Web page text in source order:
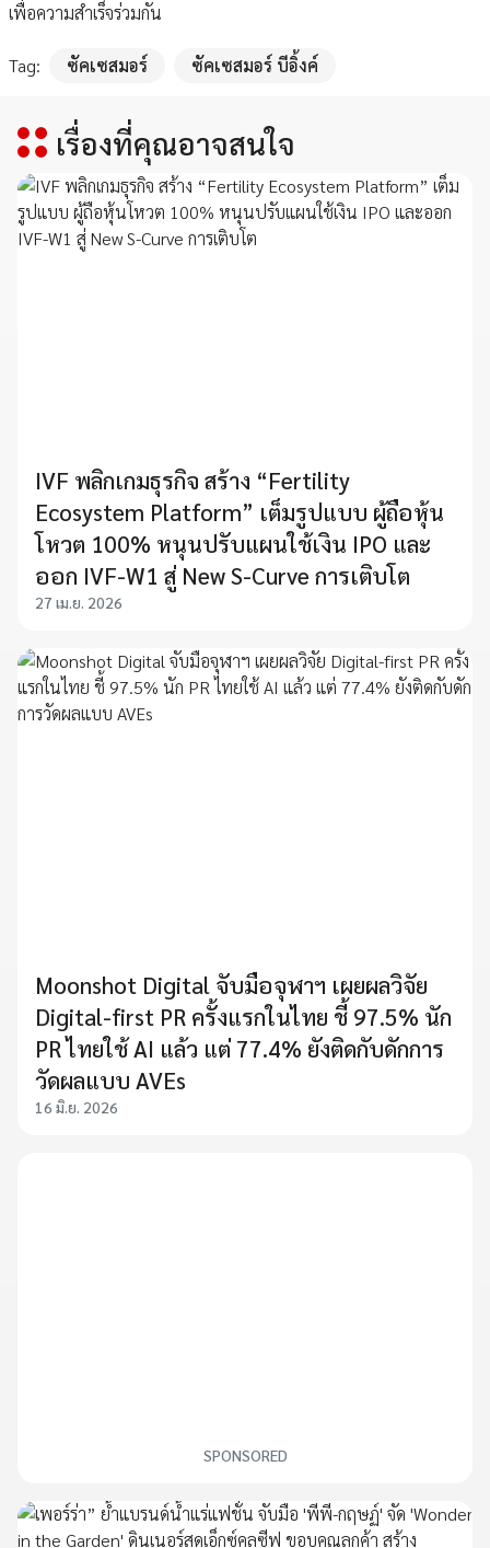
เพื่อความสำเร็จร่วมกัน
Tag: ซัคเซสมอร์ ซัคเซสมอร์ บีอิ้งค์
เรื่องที่คุณอาจสนใจ
IVF พลิกเกมธุรกิจ สร้าง “Fertility
Ecosystem Platform” เต็มรูปแบบ ผู้ถือหุ้น
โหวต 100% หนุนปรับแผนใช้เงิน IPO และ
ออก IVF-W1 สู่ New S-Curve การเติบโต
27 เม.ย. 2026
Moonshot Digital จับมือจุฬาฯ เผยผลวิจัย
Digital-first PR ครั้งแรกในไทย ชี้ 97.5% นัก
PR ไทยใช้ AI แล้ว แต่ 77.4% ยังติดกับดักการ
วัดผลแบบ AVEs
16 มิ.ย. 2026
SPONSORED